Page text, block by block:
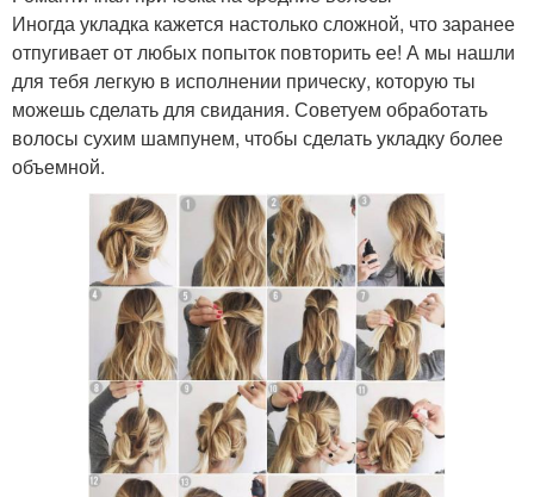
Иногда укладка кажется настолько сложной, что заранее
отпугивает от любых попыток повторить ее! А мы нашли
для тебя легкую в исполнении прическу, которую ты
можешь сделать для свидания. Советуем обработать
волосы сухим шампунем, чтобы сделать укладку более
объемной.